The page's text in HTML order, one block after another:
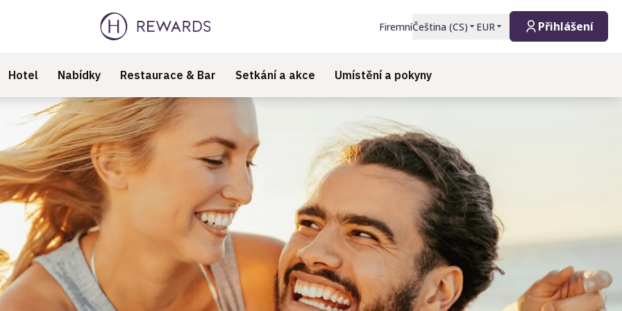
FiremníČeština (CS) EUR Přihlášení
Hotel Nabídky Restaurace & Bar Setkání a akce Umístění a pokyny